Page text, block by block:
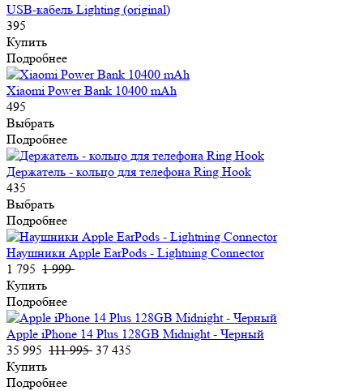
USB-кабель Lighting (original)
395
Купить
Подробнее
Xiaomi Power Bank 10400 mAh
495
Выбрать
Подробнее
Держатель - кольцо для телефона Ring Hook
435
Выбрать
Подробнее
Наушники Apple EarPods - Lightning Connector
1 795 1 999
Купить
Подробнее
Apple iPhone 14 Plus 128GB Midnight - Черный
35 995 111 995 37 435
Купить
Подробнее